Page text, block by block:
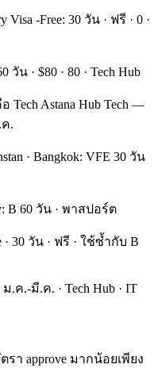
-Free: 30 วัน · ฟรี · 0 ·
น · $80 · 80 · Tech Hub
Astana Hub Tech —
ค.
· Bangkok: VFE 30 วัน
B 60 วัน · พาสปอร์ต
30 วัน · ฟรี · ใช้ซ้ำกับ B
ค.-มี.ค. · Tech Hub · IT
า approve มากน้อยเพียง